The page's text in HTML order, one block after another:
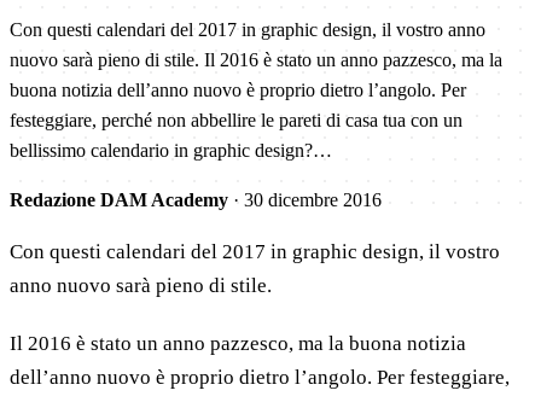
Con questi calendari del 2017 in graphic design, il vostro anno
nuovo sarà pieno di stile. Il 2016 è stato un anno pazzesco, ma la
buona notizia dell’anno nuovo è proprio dietro l’angolo. Per
festeggiare, perché non abbellire le pareti di casa tua con un
bellissimo calendario in graphic design?…
Redazione DAM Academy · 30 dicembre 2016
Con questi calendari del 2017 in graphic design, il vostro
anno nuovo sarà pieno di stile.
Il 2016 è stato un anno pazzesco, ma la buona notizia
dell’anno nuovo è proprio dietro l’angolo. Per festeggiare,